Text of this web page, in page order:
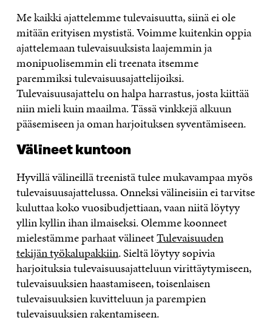
Me kaikki ajattelemme tulevaisuutta, siinä ei ole
mitään erityisen mystistä.Voimme kuitenkin oppia
ajattelemaan tulevaisuuksista laajemmin ja
monipuolisemmin elitreenata itsemme
paremmiksi tulevaisuusajattelijoiksi.
Tulevaisuusajattelu on halpa harrastus, josta kiittää
niin mieli kuin maailma.Tässä vinkkejä alkuun
pääsemiseenjaoman harjoituksen syventämiseen.
Välineet kuntoon
Hyvillä välineillätreenistä tulee mukavampaa myös
tulevaisuusajattelussa.Onneksivälineisiin ei tarvitse
kuluttaa koko vuosibudjettiaan, vaan niitälöytyy
yllin kyllinihan ilmaiseksi.Olemme koonneet
mielestämme parhaat välineetTulevaisuuden
tekijän työkalupakkiin. Sieltä löytyy sopivia
harjoituksiatulevaisuusajatteluunvirittäytymiseen,
tulevaisuuksien haastamiseen, toisenlaisen
tulevaisuuksien kuvitteluun ja parempien
tulevaisuuksien rakentamiseen.